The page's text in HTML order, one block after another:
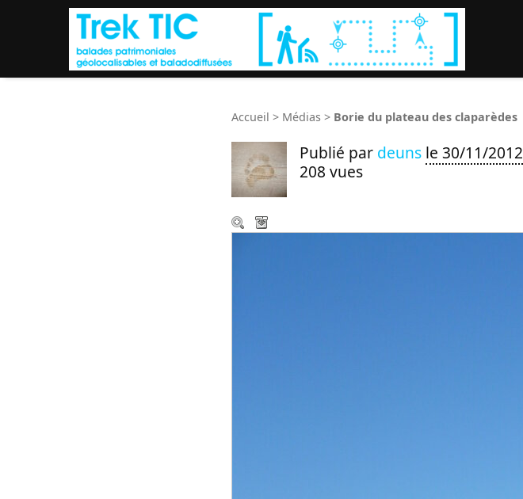
Accueil > Médias > Borie du plateau des claparèdes
Publié par deuns le 30/11/2012
208 vues